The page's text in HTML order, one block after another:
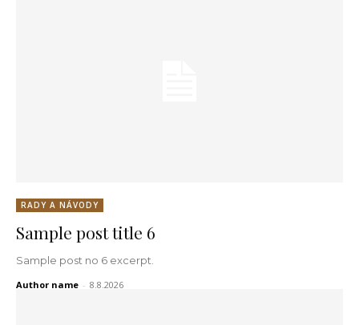
RADY A NÁVODY
Sample post title 6
Sample post no 6 excerpt.
Author name - 8.8.2026